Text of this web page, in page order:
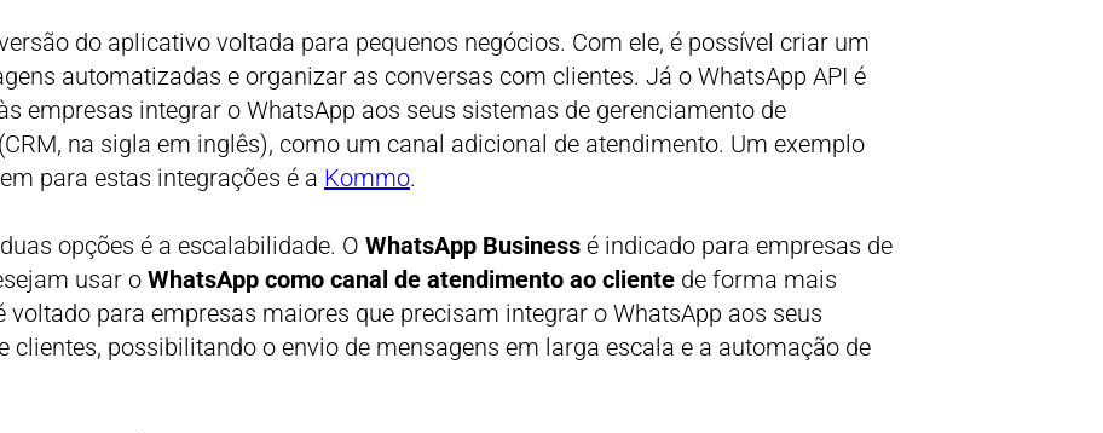
do aplicativo voltada para pequenos negócios. Com ele, é possível criar um
automatizadas e organizar as conversas com clientes. Já o WhatsApp API é
empresas integrar o WhatsApp aos seus sistemas de gerenciamento de
na sigla em inglês), como um canal adicional de atendimento. Um exemplo
para estas integrações é a Kommo.
opções é a escalabilidade. O WhatsApp Business é indicado para empresas de
usar o WhatsApp como canal de atendimento ao cliente de forma mais
voltado para empresas maiores que precisam integrar o WhatsApp aos seus
clientes, possibilitando o envio de mensagens em larga escala e a automação de